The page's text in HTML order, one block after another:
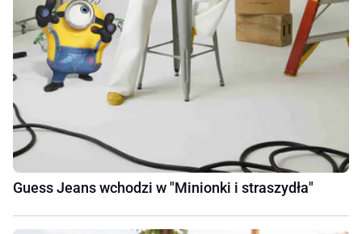
Guess Jeans wchodzi w "Minionki i straszydła"